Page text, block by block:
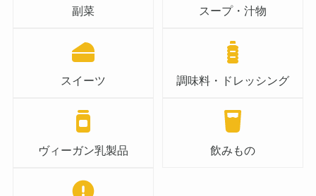
副菜 スープ・汁物
スイーツ 調味料・ドレッシング
ヴィーガン乳製品 飲みもの